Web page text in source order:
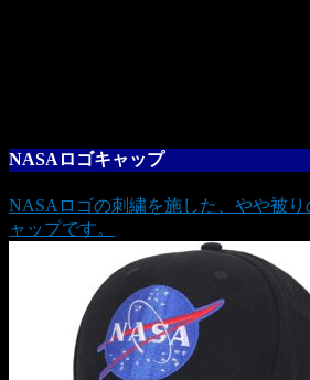
NASAロゴキャップ
NASAロゴの刺繍を施した、やや被
ャップです。